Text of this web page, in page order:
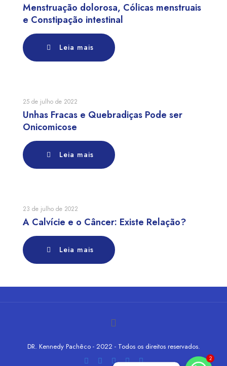
Menstruação dolorosa, Cólicas menstruais
e Constipação intestinal
Leia mais
25 de julho de 2022
Unhas Fracas e Quebradiças Pode ser
Onicomicose
Leia mais
23 de julho de 2022
A Calvície e o Câncer: Existe Relação?
Leia mais
DR. Kennedy Pachêco - 2022 - Todos os direitos reservados.
2